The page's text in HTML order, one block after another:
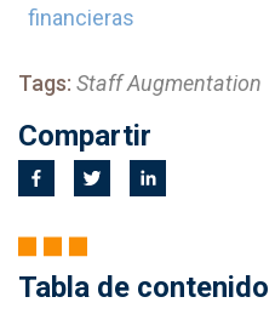
financieras
Tags: Staff Augmentation
Compartir
Tabla de contenido